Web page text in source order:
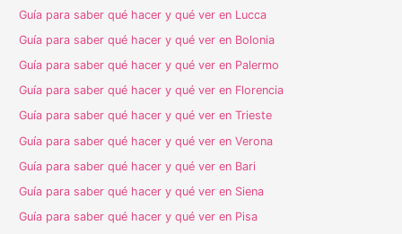
Guía para saber qué hacer y qué ver en Lucca
Guía para saber qué hacer y qué ver en Bolonia
Guía para saber qué hacer y qué ver en Palermo
Guía para saber qué hacer y qué ver en Florencia
Guía para saber qué hacer y qué ver en Trieste
Guía para saber qué hacer y qué ver en Verona
Guía para saber qué hacer y qué ver en Bari
Guía para saber qué hacer y qué ver en Siena
Guía para saber qué hacer y qué ver en Pisa